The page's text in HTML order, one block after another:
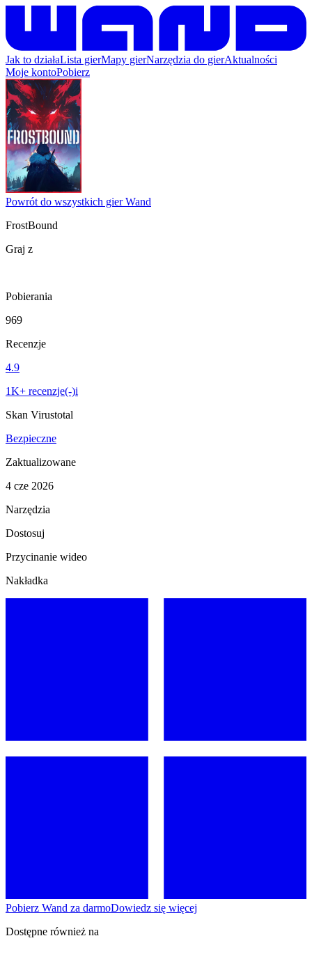
Jak to działaLista gierMapy gierNarzędzia do gierAktualności
Moje kontoPobierz
Powrót do wszystkich gier Wand
FrostBound
Graj z
Pobierania
969
Recenzje
4.9
1K+ recenzje(-)i
Skan Virustotal
Bezpieczne
Zaktualizowane
4 cze 2026
Narzędzia
Dostosuj
Przycinanie wideo
Nakładka
Pobierz Wand za darmoDowiedz się więcej
Dostępne również na